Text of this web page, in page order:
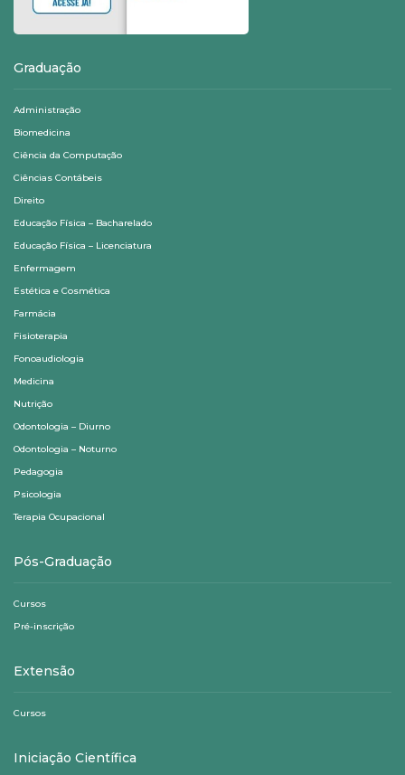
Graduação
Administração
Biomedicina
Ciência da Computação
Ciências Contábeis
Direito
Educação Física – Bacharelado
Educação Física – Licenciatura
Enfermagem
Estética e Cosmética
Farmácia
Fisioterapia
Fonoaudiologia
Medicina
Nutrição
Odontologia – Diurno
Odontologia – Noturno
Pedagogia
Psicologia
Terapia Ocupacional
Pós-Graduação
Cursos
Pré-inscrição
Extensão
Cursos
Iniciação Científica